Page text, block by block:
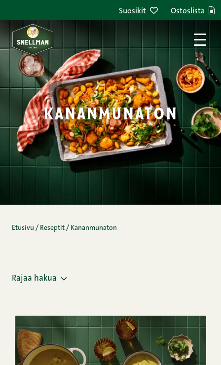
Suosikit Ostoslista
kananmunaton
Etusivu / Reseptit / Kananmunaton
Rajaa hakua